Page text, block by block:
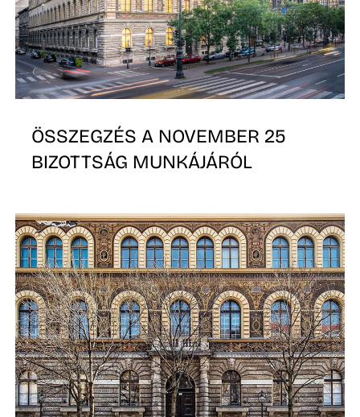
ÖSSZEGZÉS A NOVEMBER 25
BIZOTTSÁG MUNKÁJÁRÓL